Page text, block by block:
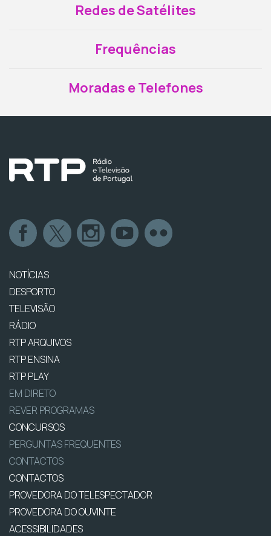
Redes de Satélites
Frequências
Moradas e Telefones
NOTÍCIAS
DESPORTO
TELEVISÃO
RÁDIO
RTP ARQUIVOS
RTP ENSINA
RTP PLAY
EM DIRETO
REVER PROGRAMAS
CONCURSOS
PERGUNTAS FREQUENTES
CONTACTOS
CONTACTOS
PROVEDORA DO TELESPECTADOR
PROVEDORA DO OUVINTE
ACESSIBILIDADES